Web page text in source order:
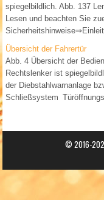
spiegelbildlich. Abb. 137
Lesen und beachten Sie
Übersicht der Fahrertür
Abb. 4 Übersicht der
Rechtslenker ist
der Diebstahlwarnanlage
Schließsystem
© 2016-